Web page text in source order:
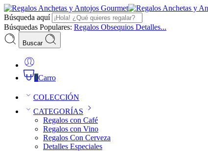
Búsqueda aquí
Búsquedas Populares: Regalos Obsequios Detalles...
Buscar
0Carro
COLECCIÓN
CATEGORÍAS
Regalos con Café
Regalos con Vino
Regalos Con Cerveza
Detalles Especiales